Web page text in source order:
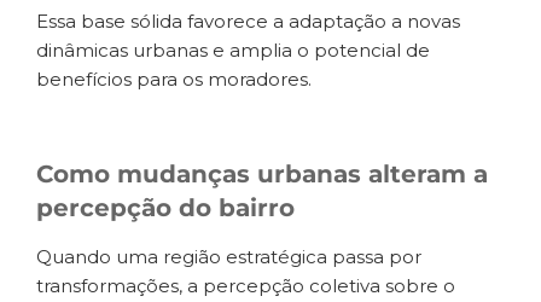
Essa base sólida favorece a adaptação a novas
dinâmicas urbanas e amplia o potencial de
benefícios para os moradores.
Como mudanças urbanas alteram a
percepção do bairro
Quando uma região estratégica passa por
transformações, a percepção coletiva sobre o